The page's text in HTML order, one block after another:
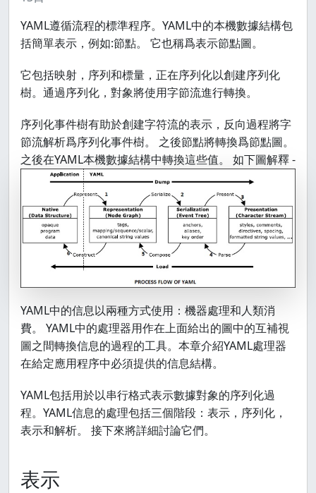
YAML遵循流程的標準程序。YAML中的本機數據結構包
括簡單表示，例如:節點。 它也稱爲表示節點圖。
它包括映射，序列和標量，正在序列化以創建序列化
樹。通過序列化，對象將使用字節流進行轉換。
序列化事件樹有助於創建字符流的表示，反向過程將字
節流解析爲序列化事件樹。 之後節點將轉換爲節點圖。
之後在YAML本機數據結構中轉換這些值。 如下圖解釋 -
YAML中的信息以兩種方式使用：機器處理和人類消
費。 YAML中的處理器用作在上面給出的圖中的互補視
圖之間轉換信息的過程的工具。本章介紹YAML處理器
在給定應用程序中必須提供的信息結構。
YAML包括用於以串行格式表示數據對象的序列化過
程。YAML信息的處理包括三個階段：表示，序列化，
表示和解析。 接下來將詳細討論它們。
表示